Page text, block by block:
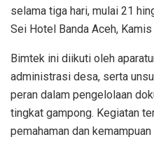
selama tiga hari, mulai 21
Sei Hotel Banda Aceh,
Bimtek ini diikuti oleh
administrasi desa, serta
peran dalam pengelolaan
tingkat gampong. Kegiatan
pemahaman dan